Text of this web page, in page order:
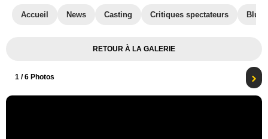
Accueil News Casting Critiques spectateurs Blu-
RETOUR À LA GALERIE
1 / 6 Photos